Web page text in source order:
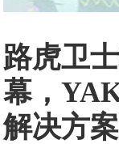
路虎卫
幕，
解决方